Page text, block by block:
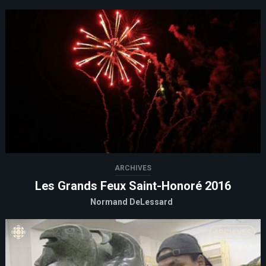
ARCHIVES
Les Grands Feux Saint-Honoré 2016
Normand DeLessard